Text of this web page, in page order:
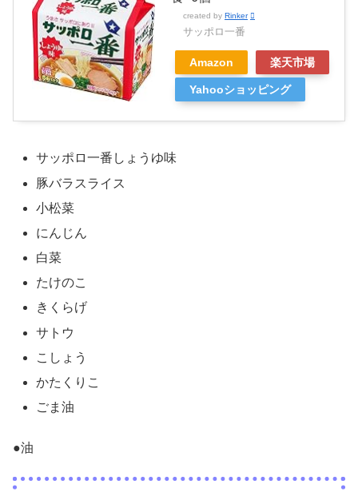
created by Rinker
サッポロ一番
Amazon 楽天市場
Yahooショッピング
サッポロ一番しょうゆ味
豚バラスライス
小松菜
にんじん
白菜
たけのこ
きくらげ
サトウ
こしょう
かたくりこ
ごま油
●油